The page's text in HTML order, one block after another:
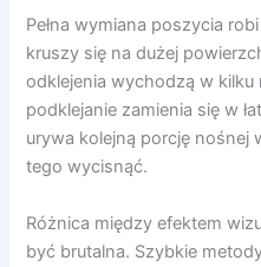
Pełna wymiana poszycia
kruszy się na dużej
odklejenia wychodzą w kilku
podklejanie zamienia się w
urywa kolejną porcję nośnej
tego wycisnąć.
Różnica między efektem
być brutalna. Szybkie